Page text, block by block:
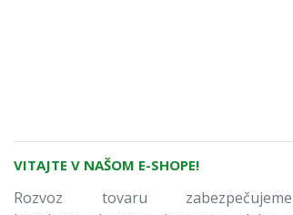
VITAJTE V NAŠOM E-SHOPE!
Rozvoz tovaru zabezpečujeme